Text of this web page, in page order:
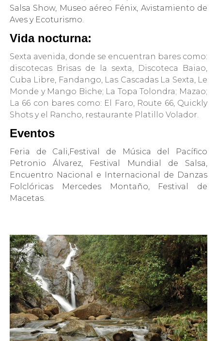
Salsa Show, Museo aéreo Fénix, Avistamiento de
Aves y Ecoturismo.
Vida nocturna:
Sexta avenida, donde se encuentran bares como:
discotecas Brisas de la sexta, Discoteca Baiao,
Cuba Libre, Fandango, Las Cascadas La Sexta, Le
Monde y Mango Biche; La Topa Tolondra; Mazao;
La 66 con bares como: El Faro, Route 66, Quickly
Shots y el Rancho, restaurante Platillo Volador.
Eventos
Feria de Cali,Festival de Música del Pacífico
Petronio Álvarez, Festival Mundial de Salsa,
Encuentro Nacional e Internacional de Danzas
Folclóricas Mercedes Montaño, Festival de
Macetas.